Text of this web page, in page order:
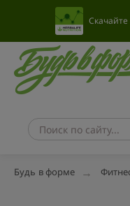
Будь в форме